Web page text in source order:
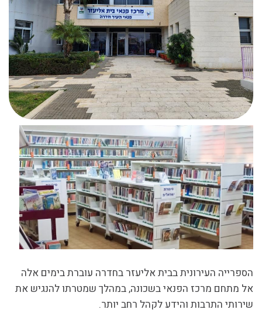
הספרייה העירונית בבית אליעזר בחדרה עוברת בימים אלה
אל מתחם מרכז הפנאי בשכונה, במהלך שמטרתו להנגיש את
שירותי התרבות והידע לקהל רחב יותר.